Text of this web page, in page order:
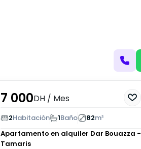
7 000DH/ Mes
2Habitación 1Baño 82m²
Apartamento en alquiler Dar Bouazza -
Tamaris